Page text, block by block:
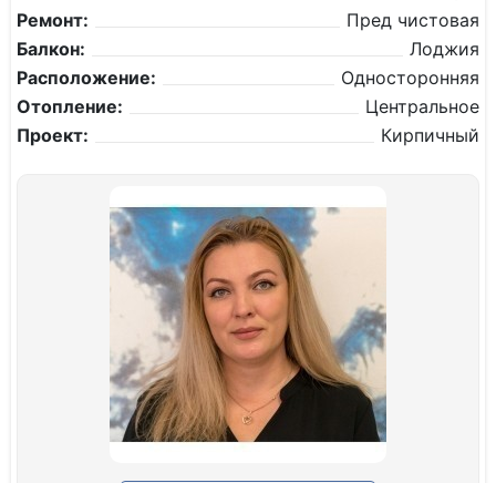
Ремонт:
Пред чистовая
Балкон:
Лоджия
Расположение:
Односторонняя
Отопление:
Центральное
Проект:
Кирпичный